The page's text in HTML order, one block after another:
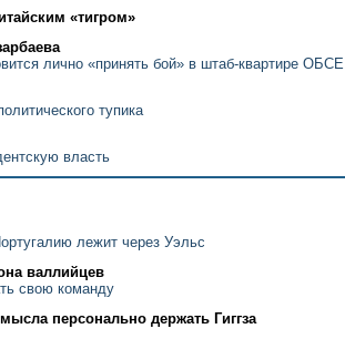
«тигром»
лично «принять бой» в штаб-квартире ОБСЕ
тупика
власть
лежит через Уэльс
валлийцев
свою команду
персонально держать Гиггза